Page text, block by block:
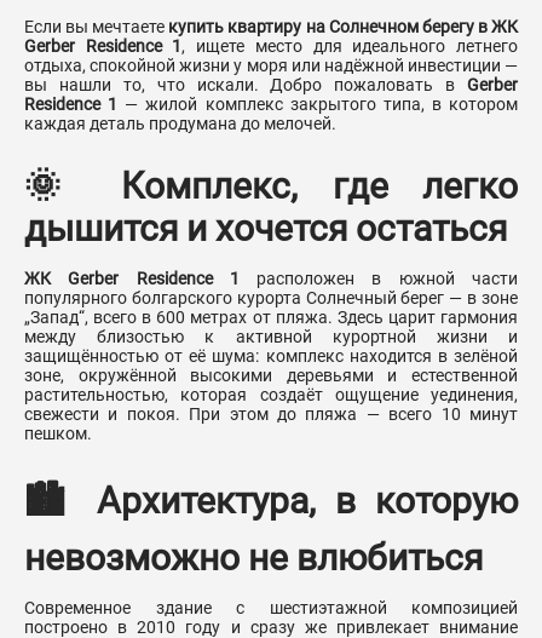
Если вы мечтаете купить квартиру на Солнечном берегу в ЖК
Gerber Residence 1, ищете место для идеального летнего
отдыха, спокойной жизни у моря или надёжной инвестиции —
вы нашли то, что искали. Добро пожаловать в Gerber
Residence 1 — жилой комплекс закрытого типа, в котором
каждая деталь продумана до мелочей.
🌞 Комплекс, где легко
дышится и хочется остаться
ЖК Gerber Residence 1
расположен в южной части
популярного болгарского курорта Солнечный берег — в зоне
„Запад“, всего в 600 метрах от пляжа. Здесь царит гармония
между близостью к активной курортной жизни и
защищённостью от её шума: комплекс находится в зелёной
зоне, окружённой высокими деревьями и естественной
растительностью, которая создаёт ощущение уединения,
свежести и покоя. При этом до пляжа — всего 10 минут
пешком.
🏙 Архитектура, в которую
невозможно не влюбиться
Современное здание с шестиэтажной композицией
построено в 2010 году и сразу же привлекает внимание